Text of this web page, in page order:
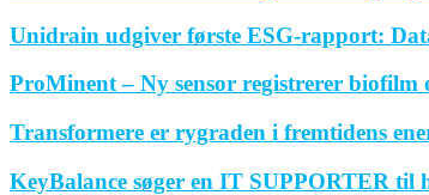
Unidrain udgiver første ESG-rapport:
ProMinent – Ny sensor registrerer
Transformere er rygraden i fremtidens
KeyBalance søger en IT SUPPORTER